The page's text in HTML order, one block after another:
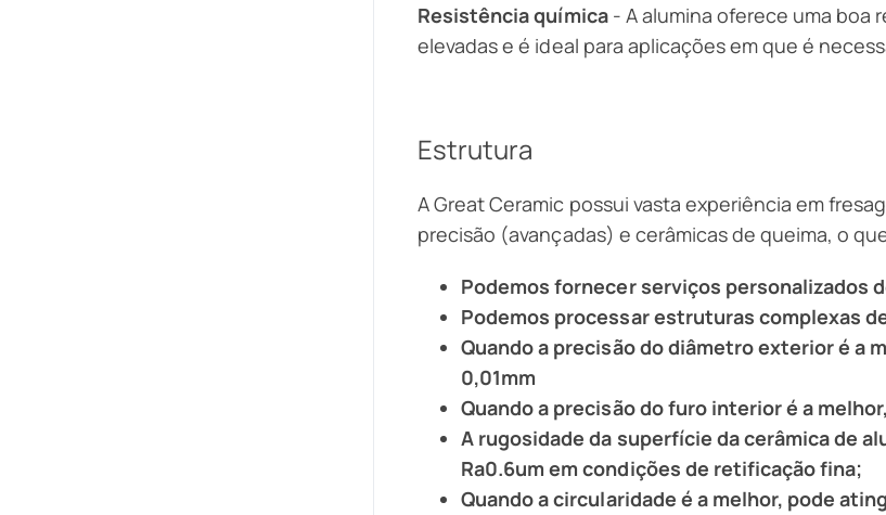
Resistência química- A alumina oferece uma boa
elevadas e é ideal para aplicações em que é
Estrutura
A Great Ceramic possui vasta experiência em
precisão (avançadas) e cerâmicas de queima, o
Podemos fornecer serviços personalizados
Podemos processar estruturas complexas
Quando a precisão do diâmetro exterior é a
0,01mm
Quando a precisão do furo interior é a
A rugosidade da superfície da cerâmica de
Ra0.6um em condições de retificação fina;
Quando a circularidade é a melhor, pode